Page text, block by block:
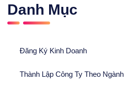
Danh Mục
Đăng Ký Kinh Doanh
Thành Lập Công Ty Theo Ngành